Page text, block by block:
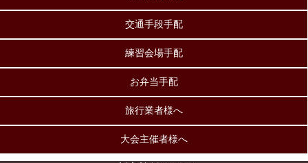
交通手段手配
練習会場手配
お弁当手配
旅行業者様へ
大会主催者様へ